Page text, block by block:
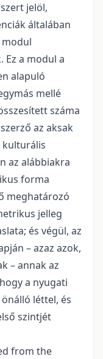
jelöl,
általában
modul
Ez a modul a
alapuló
mellé
száma
az aksak
kulturális
az alábbiakra
forma
meghatározó
jelleg
és végül, az
– azaz azok,
– annak az
a nyugati
léttel, és
szintjét
from the